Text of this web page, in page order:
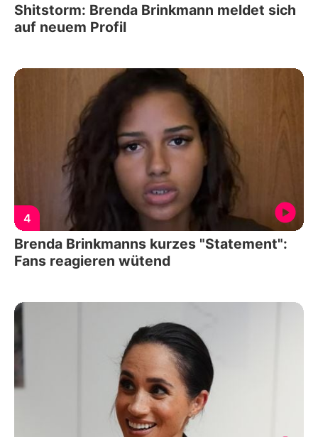
Shitstorm: Brenda Brinkmann meldet sich
auf neuem Profil
4
Brenda Brinkmanns kurzes "Statement":
Fans reagieren wütend